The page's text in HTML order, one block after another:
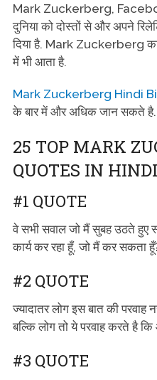
Mark Zuckerberg,
दुनिया को दोस्तों से और अपने
दिया है. Mark Zuckerberg का
में भी आता है.
Mark Zuckerberg Hindi
के बार में और अधिक जान सकते है.
25 TOP MARK
QUOTES IN HINDI
#1 QUOTE
वे सभी सवाल जो मैं सुबह उठते हुए
कार्य कर रहा हूँ, जो मैं कर सकता
#2 QUOTE
ज्यादातर लोग इस बात की
बल्कि लोग तो ये परवाह करते है
#3 QUOTE